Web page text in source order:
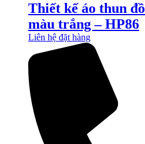
Thiết kế áo thun
màu trắng – HP86
Liên hệ đặt hàng